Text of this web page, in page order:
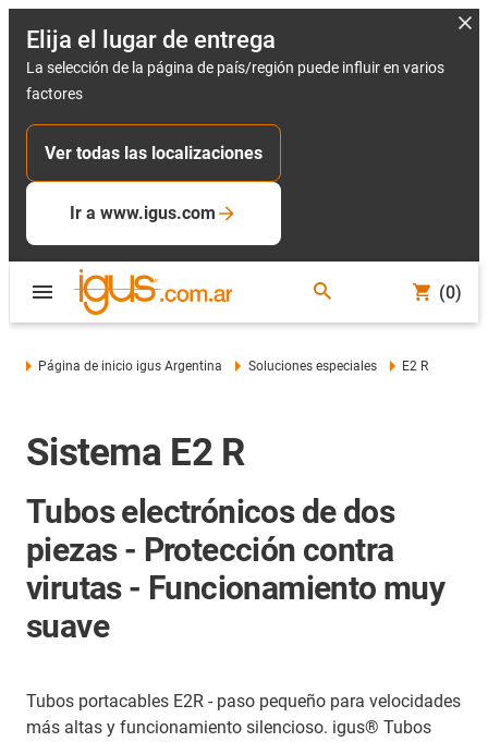
Elija el lugar de entrega
La selección de la página de país/región puede influir en varios
factores
Ver todas las localizaciones
Ir a www.igus.com
(0)
Página de inicio igus Argentina Soluciones especiales E2 R
Sistema E2 R
Tubos electrónicos de dos
piezas - Protección contra
virutas - Funcionamiento muy
suave
Tubos portacables E2R - paso pequeño para velocidades
más altas y funcionamiento silencioso. igus® Tubos